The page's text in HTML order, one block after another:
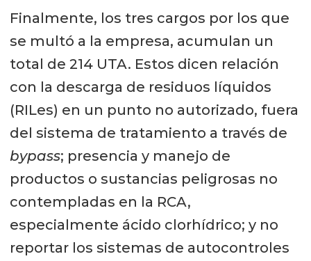
Finalmente, los tres cargos por los que
se multó a la empresa, acumulan un
total de 214 UTA. Estos dicen relación
con la descarga de residuos líquidos
(RILes) en un punto no autorizado, fuera
del sistema de tratamiento a través de
bypass; presencia y manejo de
productos o sustancias peligrosas no
contempladas en la RCA,
especialmente ácido clorhídrico; y no
reportar los sistemas de autocontroles